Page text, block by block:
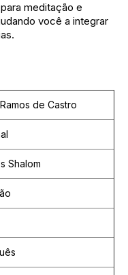
meditação e
você a integrar
de Castro
Shalom